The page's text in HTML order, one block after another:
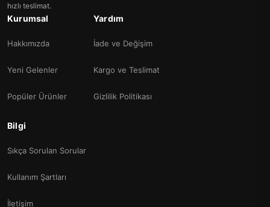
hızlı teslimat.
Kurumsal
Hakkımızda
Yeni Gelenler
Popüler Ürünler
Yardım
İade ve Değişim
Kargo ve Teslimat
Gizlilik Politikası
Bilgi
Sıkça Sorulan Sorular
Kullanım Şartları
İletişim